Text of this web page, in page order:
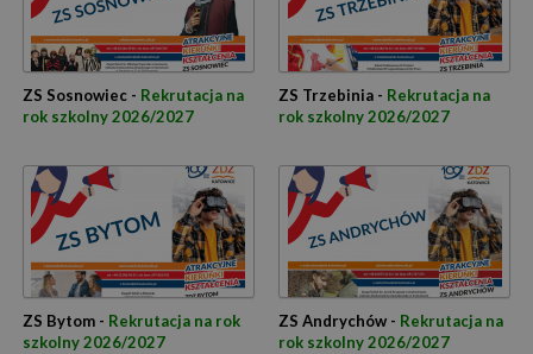
ZS Sosnowiec - Rekrutacja na
rok szkolny 2026/2027
ZS Trzebinia - Rekrutacja na
rok szkolny 2026/2027
ZS Bytom - Rekrutacja na rok
szkolny 2026/2027
ZS Andrychów - Rekrutacja na
rok szkolny 2026/2027